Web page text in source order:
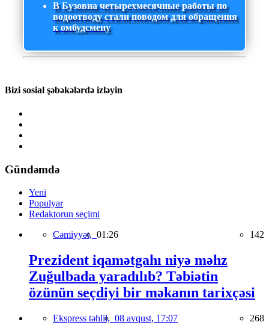
В Бузовна четырехмесячные работы по
водоотводу стали поводом для обращения
к омбудсмену
Bizi sosial şəbəkələrdə izləyin
Gündəmdə
Yeni
Populyar
Redaktorun seçimi
Cəmiyyət, 01:26 142
Prezident iqamətgahı niyə məhz
Zuğulbada yaradılıb? Təbiətin
özünün seçdiyi bir məkanın tarixçəsi
Ekspress təhlil, 08 avqust, 17:07 268